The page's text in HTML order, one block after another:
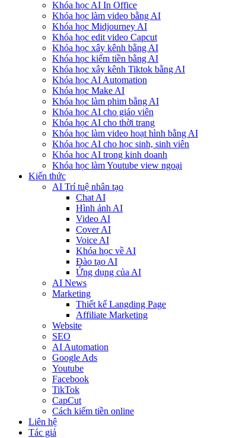
Khóa học AI In Office
Khóa học làm video bằng AI
Khóa học Midjourney AI
Khóa học edit video Capcut
Khóa học xây kênh bằng AI
Khóa học kiếm tiền bằng AI
Khóa học xây kênh Tiktok bằng AI
Khóa học AI Automation
Khóa học Make AI
Khóa học làm phim bằng AI
Khóa học AI cho giáo viên
Khóa học AI cho thời trang
Khóa học làm video hoạt hình bằng AI
Khóa học AI cho học sinh, sinh viên
Khóa hoc AI trong kinh doanh
Khóa học làm Youtube view ngoại
Kiến thức
AI Trí tuệ nhân tạo
Chat AI
Hình ảnh AI
Video AI
Cover AI
Voice AI
Khóa học về AI
Đào tạo AI
Ứng dụng của AI
AI News
Marketing
Thiết kế Langding Page
Affiliate Marketing
Website
SEO
AI Automation
Google Ads
Youtube
Facebook
TikTok
CapCut
Cách kiếm tiền online
Liên hệ
Tác giả